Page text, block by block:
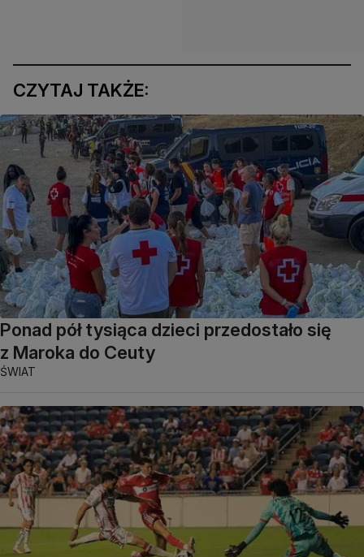
CZYTAJ TAKŻE:
Ponad pół tysiąca dzieci przedostało się
z Maroka do Ceuty
ŚWIAT